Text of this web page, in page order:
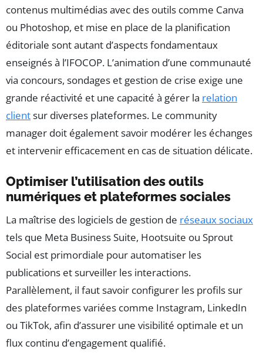
contenus multimédias avec des outils comme Canva
ou Photoshop, et mise en place de la planification
éditoriale sont autant d’aspects fondamentaux
enseignés à l’IFOCOP. L’animation d’une communauté
via concours, sondages et gestion de crise exige une
grande réactivité et une capacité à gérer la relation
clientsur diverses plateformes. Le community
manager doit également savoir modérer les échanges
et intervenir efficacement en cas de situation délicate.
Optimiser l’utilisation des outils
numériques et plateformes sociales
La maîtrise des logiciels de gestion de réseaux sociaux
tels que Meta Business Suite, Hootsuite ou Sprout
Social est primordiale pour automatiser les
publications et surveiller les interactions.
Parallèlement, il faut savoir configurer les profils sur
des plateformes variées comme Instagram, LinkedIn
ou TikTok, afin d’assurer une visibilité optimale et un
flux continu d’engagement qualifié.